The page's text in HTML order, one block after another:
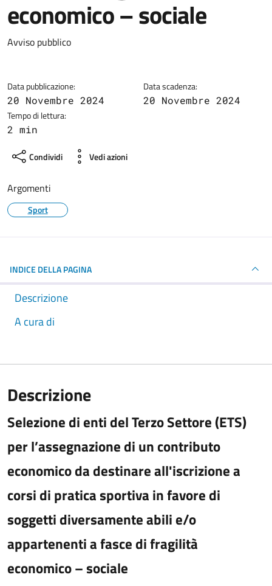
economico – sociale
Dettagli della notizia
Avviso pubblico
Data pubblicazione:
20 Novembre 2024
Data scadenza:
20 Novembre 2024
Tempo di lettura:
2 min
Condividi Vedi azioni
Argomenti
Sport
INDICE DELLA PAGINA
Descrizione
A cura di
Descrizione
Selezione di enti del Terzo Settore (ETS)
per l’assegnazione di un contributo
economico da destinare all'iscrizione a
corsi di pratica sportiva in favore di
soggetti diversamente abili e/o
appartenenti a fasce di fragilità
economico – sociale